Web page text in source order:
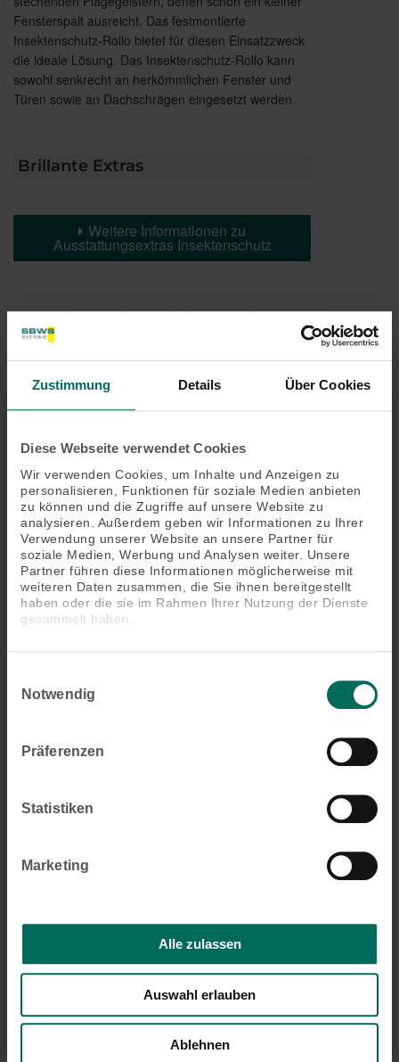
Zustimmung Details Über Cookies
Diese Webseite verwendet Cookies
Wir verwenden Cookies, um Inhalte und Anzeigen zu
personalisieren, Funktionen für soziale Medien anbieten
zu können und die Zugriffe auf unsere Website zu
analysieren. Außerdem geben wir Informationen zu Ihrer
Verwendung unserer Website an unsere Partner für
soziale Medien, Werbung und Analysen weiter. Unsere
Partner führen diese Informationen möglicherweise mit
weiteren Daten zusammen, die Sie ihnen bereitgestellt
haben oder die sie im Rahmen Ihrer Nutzung der Dienste
gesammelt haben.
Notwendig
Präferenzen
Statistiken
Marketing
Alle zulassen
Auswahl erlauben
Ablehnen
Fensterspalt ausreicht. Das festmontierte
Insektenschutz-Rollo bietet für diesen Einsatzzweck
die ideale Lösung. Das Insektenschutz-Rollo kann
sowohl senkrecht an herkömmlichen Fenster und
Türen sowie an Dachschrägen eingesetzt werden.
Brillante Extras
Weitere Informationen zu
Ausstattungsextras Insektenschutz
Das könnte Sie auch interessieren